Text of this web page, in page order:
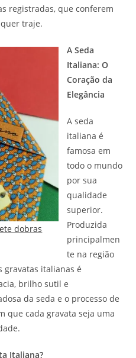
registradas, que conferem
traje.
dobras
A Seda
Italiana: O
Coração da
Elegância
A seda
italiana é
famosa em
todo o mundo
por sua
qualidade
superior.
Produzida
principalmen
te na região
gravatas italianas é
brilho sutil e
da seda e o processo de
que cada gravata seja uma
Italiana?